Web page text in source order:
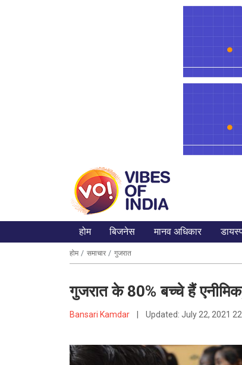
होम बिजनेस मानव अधिकार
होम समाचार गुजरात
गुजरात के 80% बच्चे हैं
Bansari Kamdar Updated: July 22, 2021